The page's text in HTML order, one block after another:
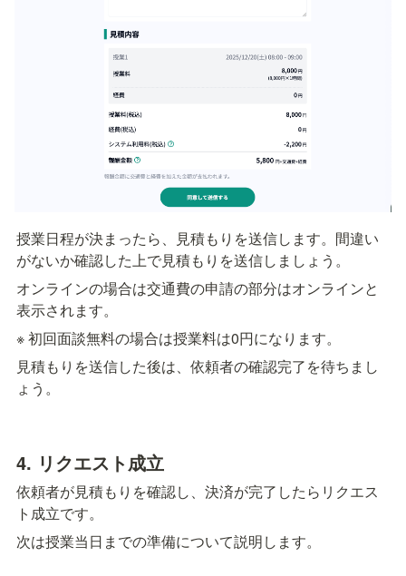
授業日程が決まったら、見積もりを送信します。間違い
がないか確認した上で見積もりを送信しましょう。
オンラインの場合は交通費の申請の部分はオンラインと
表示されます。
※ 初回面談無料の場合は授業料は0円になります。
見積もりを送信した後は、依頼者の確認完了を待ちまし
ょう。
4. リクエスト成立
依頼者が見積もりを確認し、決済が完了したらリクエス
ト成立です。
次は授業当日までの準備について説明します。